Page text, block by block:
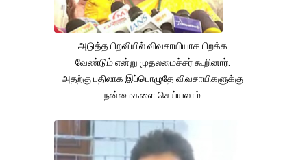
அடுத்த பிறவியில் விவசாயியாக பிறக்க
வேண்டும் என்று முதலமைச்சர் கூறினார்.
அதற்கு பதிலாக இப்பொழுதே விவசாயிகளுக்கு
நன்மைகளை செய்யலாம்